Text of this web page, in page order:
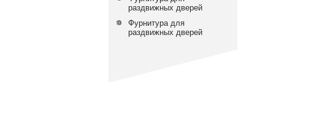
раздвижных дверей
Фурнитура для
раздвижных дверей